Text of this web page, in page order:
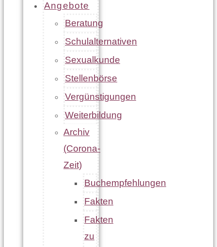
Angebote
Beratung
Schulalternativen
Sexualkunde
Stellenbörse
Vergünstigungen
Weiterbildung
Archiv
(Corona-
Zeit)
Buchempfehlungen
Fakten
Fakten
zu